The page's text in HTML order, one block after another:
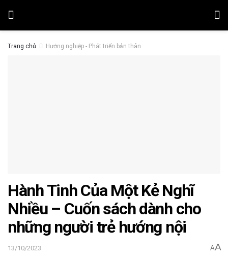
Trang chủ Hướng nghiệp - Phát triển bản thân
Hành Tinh Của Một Kẻ Nghĩ
Nhiều – Cuốn sách dành cho
những người trẻ hướng nội
13/10/2023 AA